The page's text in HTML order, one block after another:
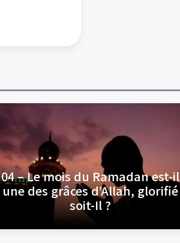
04 – Le mois du Ramadan est-il
une des grâces d’Allah, glorifié
soit-Il ?